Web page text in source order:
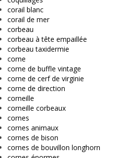
corail blanc
corail de mer
corbeau
corbeau à tête empaillée
corbeau taxidermie
corne
corne de buffle vintage
corne de cerf de virginie
corne de direction
corneille
corneille corbeaux
cornes
cornes animaux
cornes de bison
cornes de bouvillon longhorn